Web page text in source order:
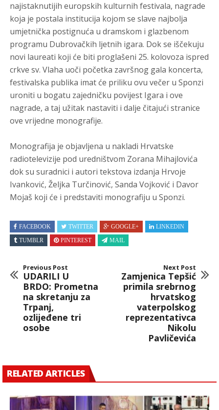
najistaknutijih europskih kulturnih festivala, nagrade
koja je postala institucija kojom se slave najbolja
umjetnička postignuća u dramskom i glazbenom
programu Dubrovačkih ljetnih igara. Dok se iščekuju
novi laureati koji će biti proglašeni 25. kolovoza ispred
crkve sv. Vlaha uoči početka završnog gala koncerta,
festivalska publika imat će priliku ovu večer u Sponzi
uroniti u bogatu zajedničku povijest Igara i ove
nagrade, a taj užitak nastaviti i dalje čitajući stranice
ove vrijedne monografije.
Monografija je objavljena u nakladi Hrvatske
radiotelevizije pod uredništvom Zorana Mihajlovića
dok su suradnici i autori tekstova izdanja Hrvoje
Ivanković, Željka Turčinović, Sanda Vojković i Davor
Mojaš koji će i predstaviti monografiju u Sponzi.
FACEBOOK TWITTER GOOGLE+
LINKEDIN
TUMBLR
PINTEREST MAIL
Previous Post
UDARILI U
BRDO: Prometna
na skretanju za
Trpanj,
ozlijeđene tri
osobe
Next Post
Zamjenica Tepšić
primila srebrnog
hrvatskog
vaterpolskog
reprezentativca
Nikolu
Pavličevića
RELATED ARTICLES